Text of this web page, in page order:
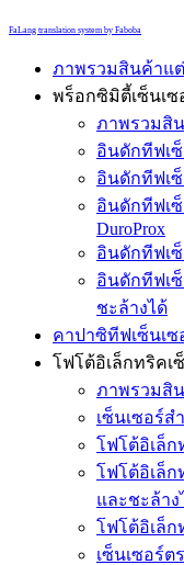
FaLang translation system by Faboba
ภาพรวมสินค้าแ
พร็อกซิมิตี้เซ็นเ
ภาพรวมสิ
อินดักทีฟเซ็
อินดักทีฟเ
อินดักทีฟเ
DuroProx
อินดักทีฟเ
อินดักทีฟเ
ชะล้างได้
คาปาซิทีฟเซ็นเซ
โฟโต้อิเล็กทริคเ
ภาพรวมสิ
เซ็นเซอร์ส
โฟโต้อิเล็ก
โฟโต้อิเล็ก
และชะล้าง
โฟโต้อิเล็ก
เซ็นเซอร์ต